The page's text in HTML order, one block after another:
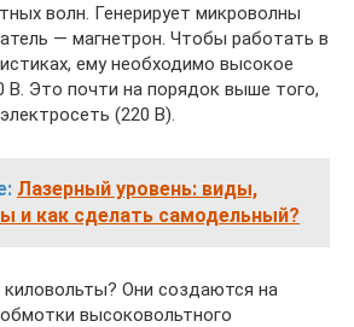
волн. Генерирует микроволны
— магнетрон. Чтобы работать в
ему необходимо высокое
В. Это почти на порядок выше того,
(220 В).
Лазерный уровень: виды,
и как сделать самодельный?
Они создаются на
высоковольтного